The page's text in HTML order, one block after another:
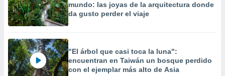
mundo: las joyas de la arquitectura donde
da gusto perder el viaje
"El árbol que casi toca la luna":
encuentran en Taiwán un bosque perdido
con el ejemplar más alto de Asia